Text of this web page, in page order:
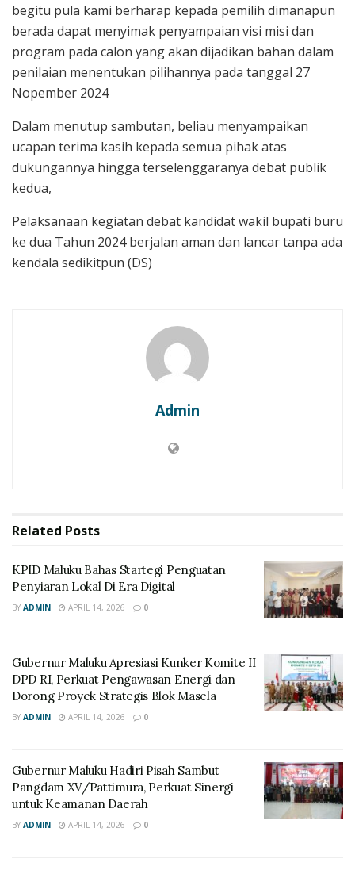
begitu pula kami berharap kepada pemilih dimanapun
berada dapat menyimak penyampaian visi misi dan
program pada calon yang akan dijadikan bahan dalam
penilaian menentukan pilihannya pada tanggal 27
Nopember 2024
Dalam menutup sambutan, beliau menyampaikan
ucapan terima kasih kepada semua pihak atas
dukungannya hingga terselenggaranya debat publik
kedua,
Pelaksanaan kegiatan debat kandidat wakil bupati buru
ke dua Tahun 2024 berjalan aman dan lancar tanpa ada
kendala sedikitpun (DS)
Admin
Related Posts
KPID Maluku Bahas Startegi Penguatan
Penyiaran Lokal Di Era Digital
BY ADMIN APRIL 14, 2026 0
Gubernur Maluku Apresiasi Kunker Komite II
DPD RI, Perkuat Pengawasan Energi dan
Dorong Proyek Strategis Blok Masela
BY ADMIN APRIL 14, 2026 0
Gubernur Maluku Hadiri Pisah Sambut
Pangdam XV/Pattimura, Perkuat Sinergi
untuk Keamanan Daerah
BY ADMIN APRIL 14, 2026 0